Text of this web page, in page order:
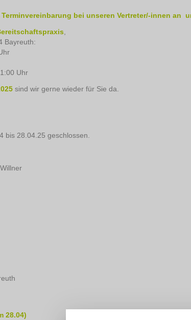
bei unseren Vertreter/-innen an
,
Bayreuth:
Uhr
sind wir gerne wieder für Sie da.
bis 28.04.25 geschlossen.
28.04)